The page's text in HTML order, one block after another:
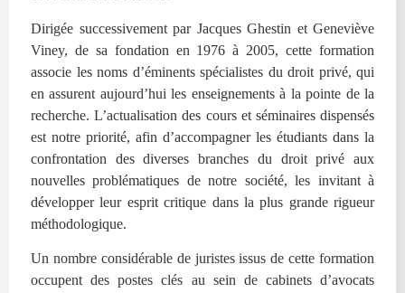
Dirigée successivement par Jacques Ghestin et Geneviève
Viney, de sa fondation en 1976 à 2005, cette formation
associe les noms d’éminents spécialistes du droit privé, qui
en assurent aujourd’hui les enseignements à la pointe de la
recherche. L’actualisation des cours et séminaires dispensés
est notre priorité, afin d’accompagner les étudiants dans la
confrontation des diverses branches du droit privé aux
nouvelles problématiques de notre société, les invitant à
développer leur esprit critique dans la plus grande rigueur
méthodologique.
Un nombre considérable de juristes issus de cette formation
occupent des postes clés au sein de cabinets d’avocats